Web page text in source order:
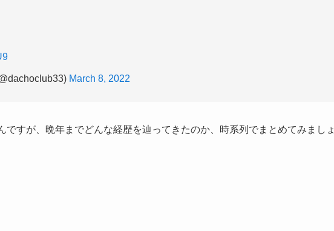
March 8, 2022
ですが、晩年までどんな経歴を辿ってきたのか、時系列でまとめてみましょ